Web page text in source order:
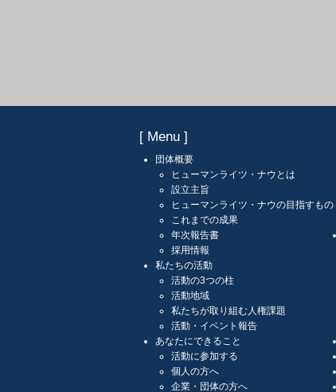
[ Menu ]
団体概要
ヒューマンライツ・ナウとは
設立主旨
ヒューマンライツ・ナウの目指すもの
これまでの成果
年次報告書
採用情報
私たちの活動
活動の3つの柱
活動地域
私たちが取り組む人権課題
活動・イベント報告
あなたにできること
活動に参加する
個人の方へ
企業・団体の方へ